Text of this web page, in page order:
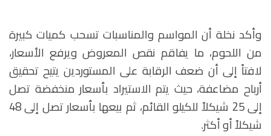
وأكد نخلة أن المواسم والمناسبات تسحب كميات كبيرة
من اللحوم، ما يفاقم نقص المعروض ويرفع الأسعار،
لافتاً إلى أن ضعف الرقابة على المستوردين يتيح تحقيق
أرباح مضاعفة، حيث يتم الاستيراد بأسعار منخفضة تصل
إلى 25 شيكلاً للكيلو القائم، ثم بيعها بأسعار تصل إلى 48
شيكلاً أو أكثر.